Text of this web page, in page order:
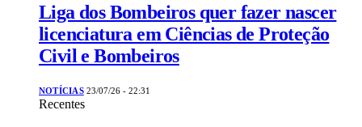
Liga dos Bombeiros quer fazer nascer
licenciatura em Ciências de Proteção
Civil e Bombeiros
NOTÍCIAS 23/07/26 - 22:31
Recentes